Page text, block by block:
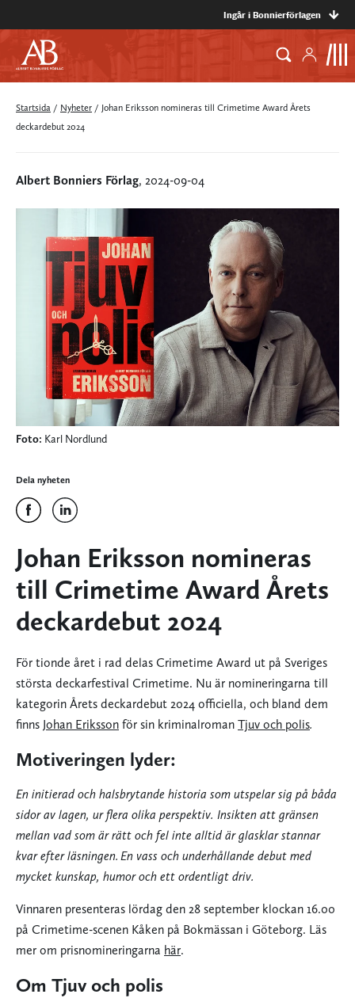
Ingår i Bonnierförlagen
Startsida / Nyheter / Johan Eriksson nomineras till Crimetime Award Årets
deckardebut 2024
Albert Bonniers Förlag, 2024-09-04
Foto: Karl Nordlund
Dela nyheten
Johan Eriksson nomineras
till Crimetime Award Årets
deckardebut 2024
För tionde året i rad delas Crimetime Award ut på Sveriges
största deckarfestival Crimetime. Nu är nomineringarna till
kategorin Årets deckardebut 2024 officiella, och bland dem
finns Johan Eriksson för sin kriminalroman Tjuv och polis.
Motiveringen lyder:
En initierad och halsbrytande historia som utspelar sig på båda
sidor av lagen, ur flera olika perspektiv. Insikten att gränsen
mellan vad som är rätt och fel inte alltid är glasklar stannar
kvar efter läsningen. En vass och underhållande debut med
mycket kunskap, humor och ett ordentligt driv.
Vinnaren presenteras lördag den 28 september klockan 16.00
på Crimetime-scenen Kåken på Bokmässan i Göteborg. Läs
mer om prisnomineringarna här.
Om Tjuv och polis